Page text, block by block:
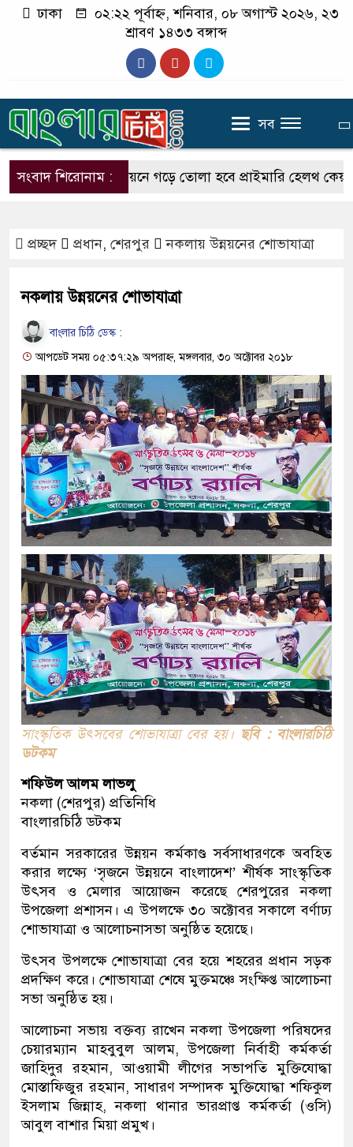
ঢাকা
০২:২২ পূর্বাহ্ন, শনিবার, ০৮ অগাস্ট ২০২৬, ২৩
শ্রাবণ ১৪৩৩ বঙ্গাব্দ
সব
সংবাদ শিরোনাম :
প্রতি ইউনিয়নে গড়ে তোলা হবে প্রাইমারি হেলথ কেয়ার
প্রচ্ছদ প্রধান, শেরপুর নকলায় উন্নয়নের শোভাযাত্রা
নকলায় উন্নয়নের শোভাযাত্রা
বাংলার চিঠি ডেস্ক :
আপডেট সময় ০৫:৩৭:২৯ অপরাহ্ন, মঙ্গলবার, ৩০ অক্টোবর ২০১৮
সাংস্কৃতিক উৎসবের শোভাযাত্রা বের হয়। ছবি : বাংলারচিঠি
ডটকম
শফিউল আলম লাভলু
নকলা (শেরপুর) প্রতিনিধি
বাংলারচিঠি ডটকম
বর্তমান সরকারের উন্নয়ন কর্মকাণ্ড সর্বসাধারণকে অবহিত
করার লক্ষ্যে ‘সৃজনে উন্নয়নে বাংলাদেশ’ শীর্ষক সাংস্কৃতিক
উৎসব ও মেলার আয়োজন করেছে শেরপুরের নকলা
উপজেলা প্রশাসন। এ উপলক্ষে ৩০ অক্টোবর সকালে বর্ণাঢ্য
শোভাযাত্রা ও আলোচনাসভা অনুষ্ঠিত হয়েছে।
উৎসব উপলক্ষে শোভাযাত্রা বের হয়ে শহরের প্রধান সড়ক
প্রদক্ষিণ করে। শোভাযাত্রা শেষে মুক্তমঞ্চে সংক্ষিপ্ত আলোচনা
সভা অনুষ্ঠিত হয়।
আলোচনা সভায় বক্তব্য রাখেন নকলা উপজেলা পরিষদের
চেয়ারম্যান মাহবুবুল আলম, উপজেলা নির্বাহী কর্মকর্তা
জাহিদুর রহমান, আওয়ামী লীগের সভাপতি মুক্তিযোদ্ধা
মোস্তাফিজুর রহমান, সাধারণ সম্পাদক মুক্তিযোদ্ধা শফিকুল
ইসলাম জিন্নাহ, নকলা থানার ভারপ্রাপ্ত কর্মকর্তা (ওসি)
আবুল বাশার মিয়া প্রমুখ।